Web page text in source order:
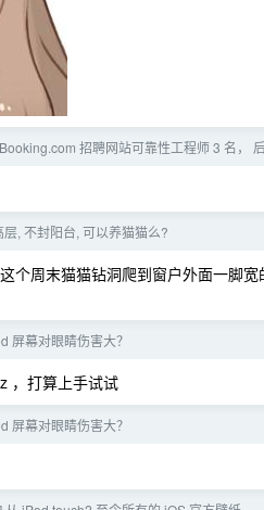
招聘网站可靠性工程师 3 名，
层, 不封阳台, 可以养猫猫么?
个周末猫猫钻洞爬到窗户外面一脚
屏幕对眼睛伤害大？
，打算上手试试
屏幕对眼睛伤害大？